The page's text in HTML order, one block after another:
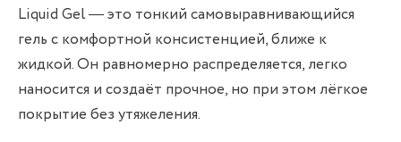
Liquid Gel — это тонкий самовыравнивающийся
гель с комфортной консистенцией, ближе к
жидкой. Он равномерно распределяется, легко
наносится и создаёт прочное, но при этом лёгкое
покрытие без утяжеления.